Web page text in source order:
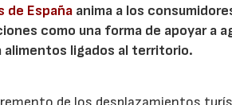
de España anima a los
como una forma de apoyar a
alimentos ligados al territorio.